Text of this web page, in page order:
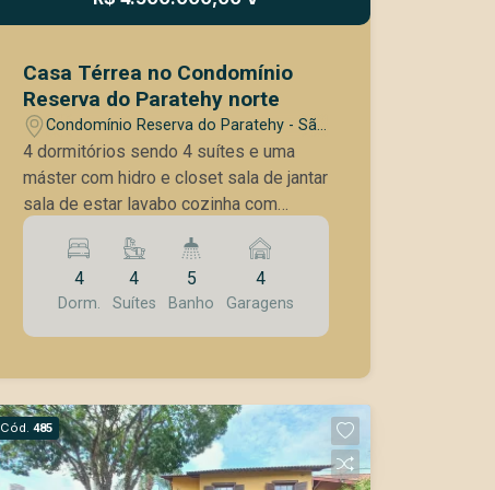
Casa Térrea no Condomínio
Reserva do Paratehy norte
Condomínio Reserva do Paratehy - São
José dos Campos/SP
4 dormitórios sendo 4 suítes e uma
máster com hidro e closet sala de jantar
sala de estar lavabo cozinha com
planejados integrada com a área
gourmet despensa área de lazer
integrada sauna piscina aquecida com
prainha espaço fitiness banheiro
externo área de serviços Garagem p 4
quadra de tênis parques infantis lago
para pesca campo de futebol área de
churrasqueira pista de caminhada trilha
4
Dorm.
4
Suítes
5
Banho
4
Garagens
Cód. 485